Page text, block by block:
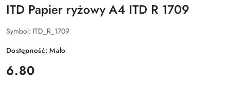
ITD Papier ryżowy A4 ITD R 1709
Symbol: ITD_R_1709
Dostępność:Mało
cena:
6.80